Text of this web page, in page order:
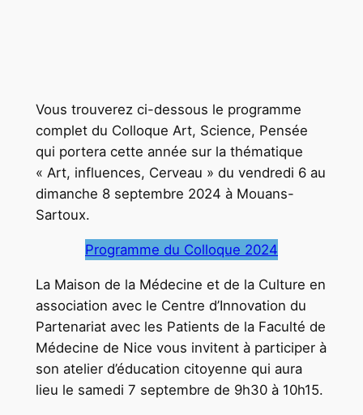
Vous trouverez ci-dessous le programme
complet du Colloque Art, Science, Pensée
qui portera cette année sur la thématique
« Art, influences, Cerveau » du vendredi 6 au
dimanche 8 septembre 2024 à Mouans-
Sartoux.
Programme du Colloque 2024
La Maison de la Médecine et de la Culture en
association avec le Centre d’Innovation du
Partenariat avec les Patients de la Faculté de
Médecine de Nice vous invitent à participer à
son atelier d’éducation citoyenne qui aura
lieu le samedi 7 septembre de 9h30 à 10h15.